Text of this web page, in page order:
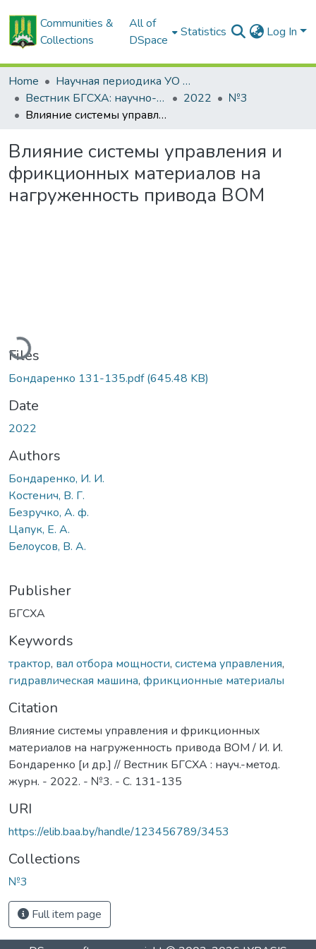
Communities &
Collections
All of
DSpace
Statistics Log In
Home
Научная периодика УО БГСХА
Вестник БГСХА: научно-методический журнал Белорусской государственной сельскохозяйственной академии
2022
№3
Влияние системы управления и фрикционных материалов на нагруженность привода ВОМ
Влияние системы управления и
фрикционных материалов на
нагруженность привода ВОМ
Files
Бондаренко 131-135.pdf(645.48 KB)
Date
2022
Authors
Бондаренко, И. И.
Костенич, В. Г.
Безручко, А. ф.
Цапук, Е. А.
Белоусов, В. А.
Publisher
БГСХА
Keywords
трактор, вал отбора мощности, система управления,
гидравлическая машина, фрикционные материалы
Citation
Влияние системы управления и фрикционных
материалов на нагруженность привода ВОМ / И. И.
Бондаренко [и др.] // Вестник БГСХА : науч.-метод.
журн. - 2022. - №3. - С. 131-135
URI
https://elib.baa.by/handle/123456789/3453
Collections
№3
Full item page